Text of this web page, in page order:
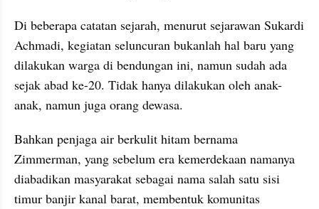
Di beberapa catatan sejarah, menurut sejarawan Sukardi
Achmadi, kegiatan seluncuran bukanlah hal baru yang
dilakukan warga di bendungan ini, namun sudah ada
sejak abad ke-20. Tidak hanya dilakukan oleh anak-
anak, namun juga orang dewasa.
Bahkan penjaga air berkulit hitam bernama
Zimmerman, yang sebelum era kemerdekaan namanya
diabadikan masyarakat sebagai nama salah satu sisi
timur banjir kanal barat, membentuk komunitas